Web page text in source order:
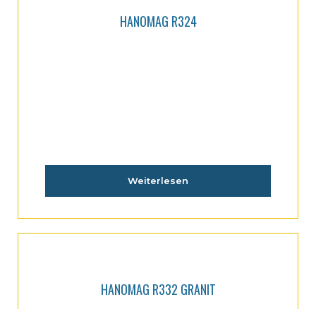
HANOMAG R324
Weiterlesen
HANOMAG R332 GRANIT